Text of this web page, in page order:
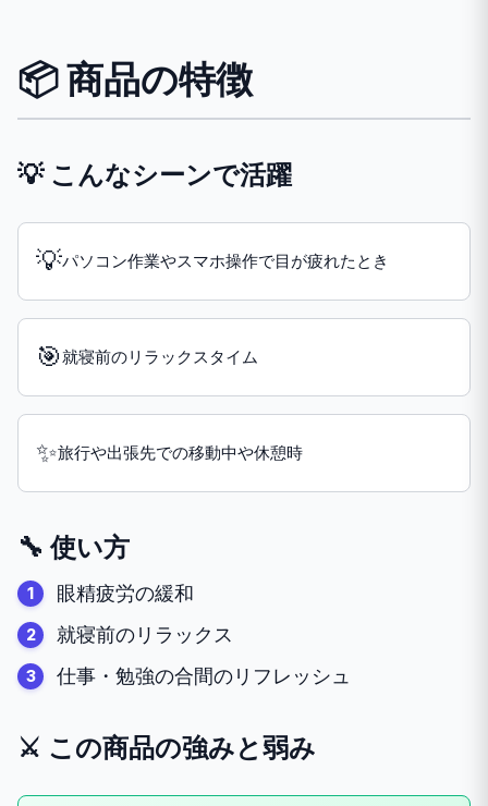
📦 商品の特徴
💡 こんなシーンで活躍
💡パソコン作業やスマホ操作で目が疲れたとき
🎯就寝前のリラックスタイム
✨旅行や出張先での移動中や休憩時
🔧 使い方
眼精疲労の緩和
就寝前のリラックス
仕事・勉強の合間のリフレッシュ
⚔️ この商品の強みと弱み